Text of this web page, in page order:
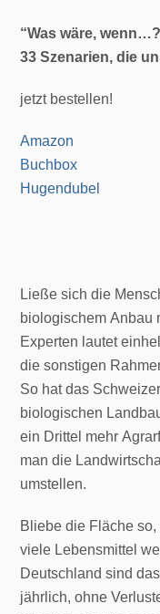
“Was wäre, wenn…?
33 Szenarien, die
jetzt bestellen!
Amazon
Buchbox
Hugendubel
Ließe sich die
biologischem Anbau
Experten lautet
die sonstigen
So hat das
biologischen
ein Drittel mehr
man die
umstellen.
Bliebe die Fläche
viele Lebensmittel
Deutschland sind
jährlich, ohne